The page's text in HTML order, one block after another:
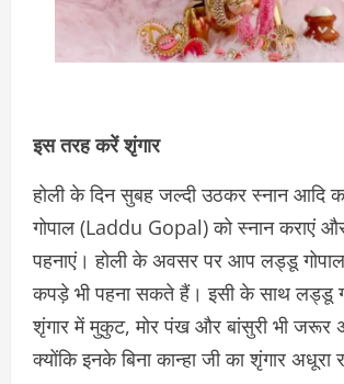
इस तरह करें शृंगार
होली के दिन सुबह जल्दी उठकर स्नान आदि
गोपाल (Laddu Gopal) को स्नान कराएं
पहनाएं। होली के अवसर पर आप लड्डू गोपाल
कपड़े भी पहना सकते हैं। इसी के साथ लड्डू
शृंगार में मुकुट, मोर पंख और बांसुरी भी जरूर
क्योंकि इनके बिना कान्हा जी का शृंगार अधूरा